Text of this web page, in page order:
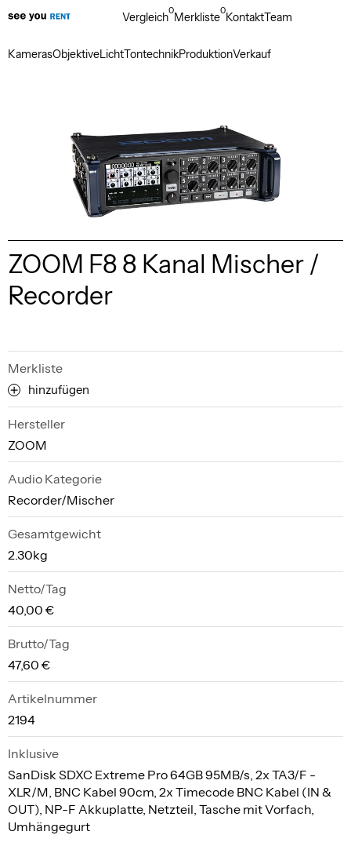
KamerasObjektiveLichtTontechnikProduktionVerkauf
Vergleich0Merkliste0KontaktTeam
ZOOM F8 8 Kanal Mischer /
Recorder
Merkliste
hinzufügen
Hersteller
ZOOM
Audio Kategorie
Recorder/Mischer
Gesamtgewicht
2.30kg
Netto/Tag
40,00 €
Brutto/Tag
47,60 €
Artikelnummer
2194
Inklusive
SanDisk SDXC Extreme Pro 64GB 95MB/s, 2x TA3/F -
XLR/M, BNC Kabel 90cm, 2x Timecode BNC Kabel (IN &
OUT), NP-F Akkuplatte, Netzteil, Tasche mit Vorfach,
Umhängegurt